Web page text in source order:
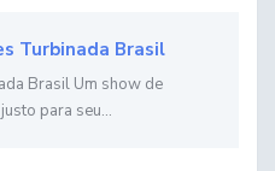
Turbinada Brasil
Brasil Um show de
para seu...